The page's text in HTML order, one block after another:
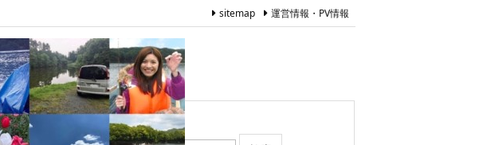
sitemap 運営情報・PV情報